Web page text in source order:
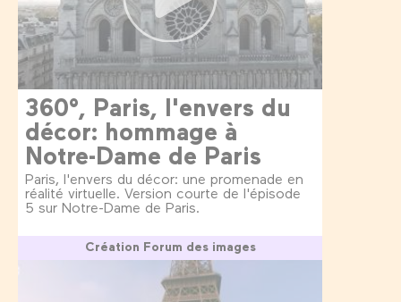
360°, Paris, l'envers du
décor: hommage à
Notre-Dame de Paris
Paris, l'envers du décor: une promenade en
réalité virtuelle. Version courte de l'épisode
5 sur Notre-Dame de Paris.
Création Forum des images